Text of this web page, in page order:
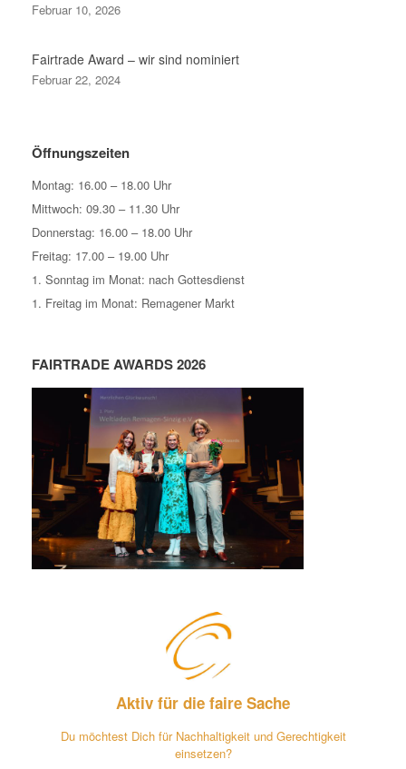
Februar 10, 2026
Fairtrade Award – wir sind nominiert
Februar 22, 2024
Öffnungszeiten
Montag: 16.00 – 18.00 Uhr
Mittwoch: 09.30 – 11.30 Uhr
Donnerstag: 16.00 – 18.00 Uhr
Freitag: 17.00 – 19.00 Uhr
1. Sonntag im Monat: nach Gottesdienst
1. Freitag im Monat: Remagener Markt
FAIRTRADE AWARDS 2026
Aktiv für die faire Sache
Du möchtest Dich für Nachhaltigkeit und Gerechtigkeit
einsetzen?